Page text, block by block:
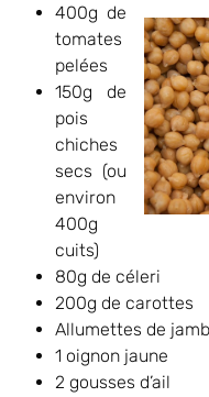
400g de
tomates
pelées
150g de
pois
chiches
secs (ou
environ
400g
cuits)
80g de céleri
200g de carottes
Allumettes de
1 oignon jaune
2 gousses d’ail